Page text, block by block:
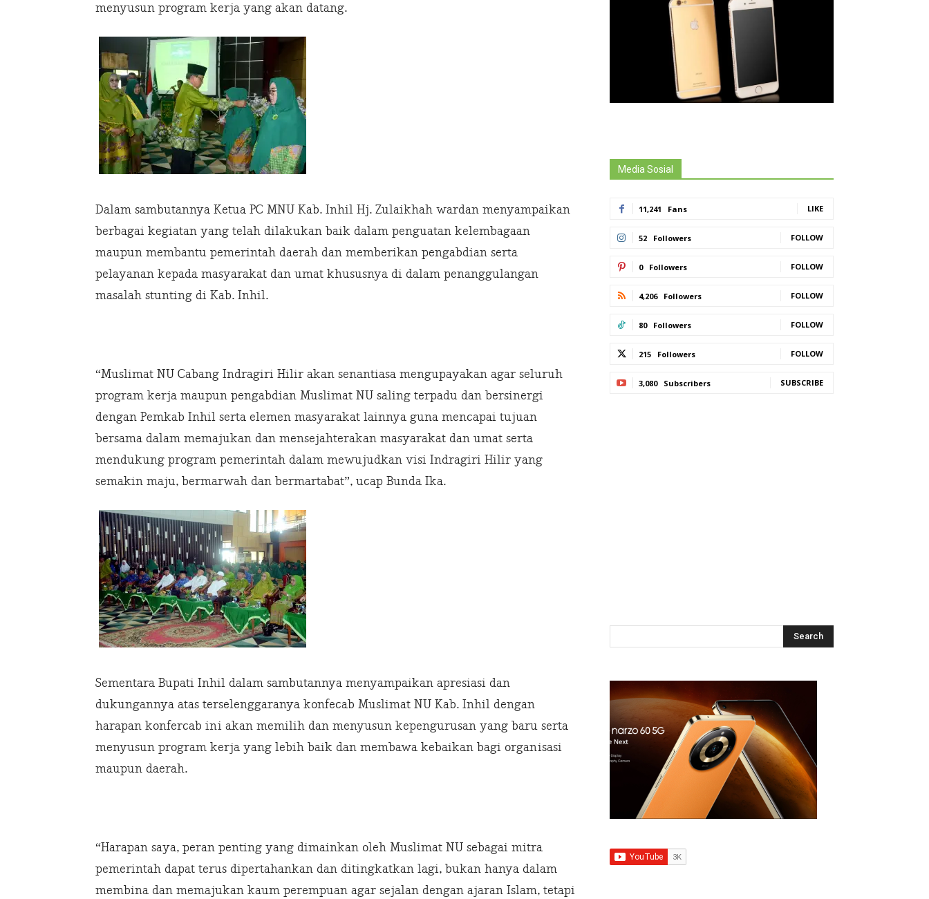
menyusun program kerja yang akan datang.
Dalam sambutannya Ketua PC MNU Kab. Inhil Hj. Zulaikhah wardan menyampaikan
berbagai kegiatan yang telah dilakukan baik dalam penguatan kelembagaan
maupun membantu pemerintah daerah dan memberikan pengabdian serta
pelayanan kepada masyarakat dan umat khususnya di dalam penanggulangan
masalah stunting di Kab. Inhil.
“Muslimat NU Cabang Indragiri Hilir akan senantiasa mengupayakan agar seluruh
program kerja maupun pengabdian Muslimat NU saling terpadu dan bersinergi
dengan Pemkab Inhil serta elemen masyarakat lainnya guna mencapai tujuan
bersama dalam memajukan dan mensejahterakan masyarakat dan umat serta
mendukung program pemerintah dalam mewujudkan visi Indragiri Hilir yang
semakin maju, bermarwah dan bermartabat”, ucap Bunda Ika.
Sementara Bupati Inhil dalam sambutannya menyampaikan apresiasi dan
dukungannya atas terselenggaranya konfecab Muslimat NU Kab. Inhil dengan
harapan konfercab ini akan memilih dan menyusun kepengurusan yang baru serta
menyusun program kerja yang lebih baik dan membawa kebaikan bagi organisasi
maupun daerah.
“Harapan saya, peran penting yang dimainkan oleh Muslimat NU sebagai mitra
pemerintah dapat terus dipertahankan dan ditingkatkan lagi, bukan hanya dalam
membina dan memajukan kaum perempuan agar sejalan dengan ajaran Islam, tetapi
Media Sosial
11,241 Fans LIKE
52 Followers FOLLOW
0 Followers FOLLOW
4,206 Followers FOLLOW
80 Followers FOLLOW
215 Followers FOLLOW
3,080 Subscribers SUBSCRIBE